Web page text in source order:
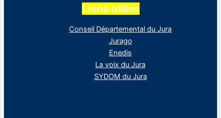
Liens utiles
Conseil Départemental du Jura
Jurago
Enedis
La voix du Jura
SYDOM du Jura